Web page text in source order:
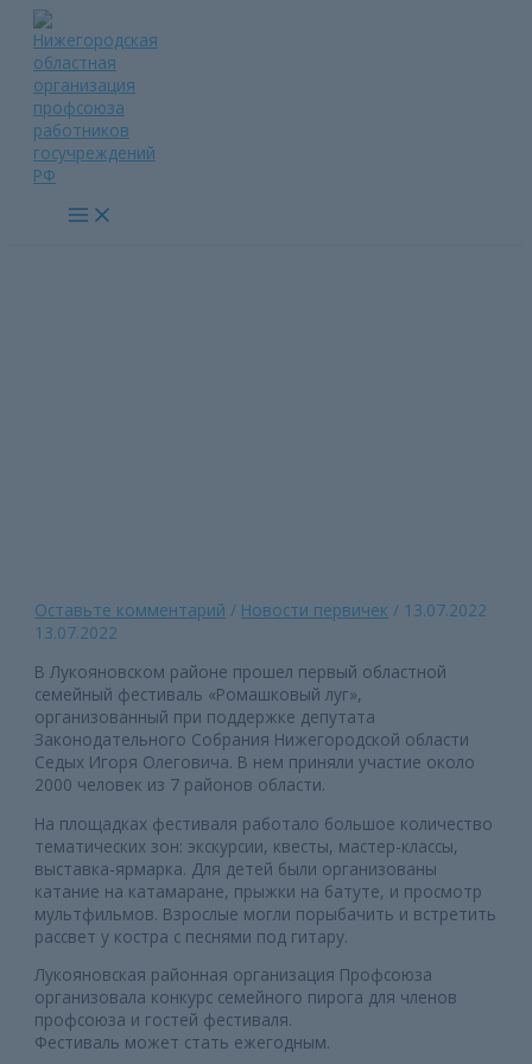
Перейти
содержимому
Main
Menu
Оставьте комментарий / Новости первичек / 13.07.2022
13.07.2022
В Лукояновском районе прошел первый областной
семейный фестиваль «Ромашковый луг»,
организованный при поддержке депутата
Законодательного Собрания Нижегородской области
Седых Игоря Олеговича. В нем приняли участие около
2000 человек из 7 районов области.
На площадках фестиваля работало большое количество
тематических зон: экскурсии, квесты, мастер-классы,
выставка-ярмарка. Для детей были организованы
катание на катамаране, прыжки на батуте, и просмотр
мультфильмов. Взрослые могли порыбачить и встретить
рассвет у костра с песнями под гитару.
Лукояновская районная организация Профсоюза
организовала конкурс семейного пирога для членов
профсоюза и гостей фестиваля.
Фестиваль может стать ежегодным.